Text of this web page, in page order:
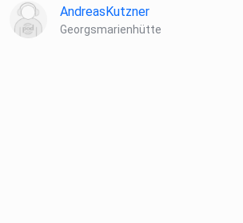
AndreasKutzner
Georgsmarienhütte